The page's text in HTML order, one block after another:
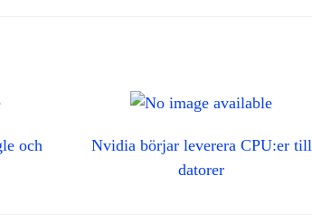
och
Nvidia börjar leverera CPU:er till
datorer